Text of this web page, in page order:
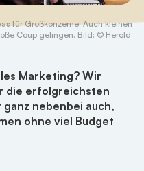
für Großkonzerne. Auch kleinen
Coup gelingen. Bild: © Herold
Marketing? Wir
die erfolgreichsten
nebenbei auch,
ohne viel Budget